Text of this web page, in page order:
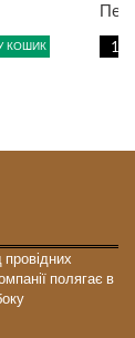
КОШИК
полягає в